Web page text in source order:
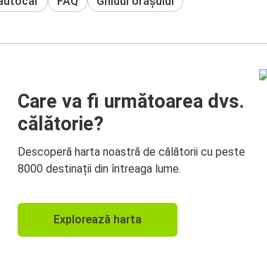
Care va fi următoarea dvs.
călătorie?
Descoperă harta noastră de călătorii cu peste
8000 destinații din întreaga lume.
Explorează harta